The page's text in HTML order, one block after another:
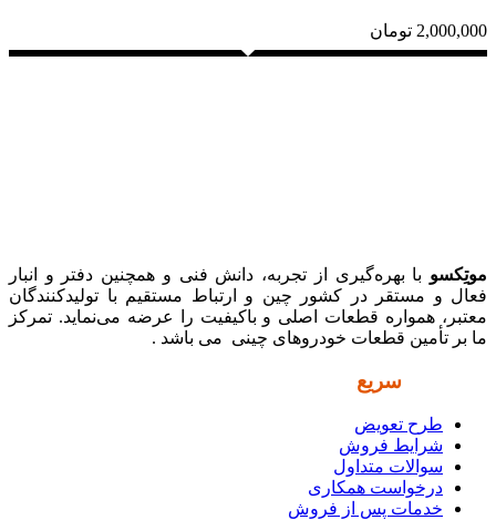
2,000,000 تومان
موتِکسو با بهره‌گیری از تجربه، دانش فنی و همچنین دفتر و انبار
فعال و مستقر در کشور چین و ارتباط مستقیم با تولیدکنندگان
معتبر، همواره قطعات اصلی و باکیفیت را عرضه می‌نماید. تمرکز
ما بر تأمین قطعات خودروهای چینی می باشد .
سریع
طرح تعویض
شرایط فروش
سوالات متداول
درخواست همکاری
خدمات پس از فروش